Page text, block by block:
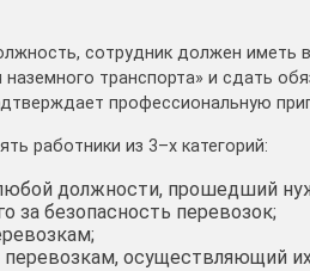
сотрудник должен иметь
наземного транспорта» и сдать
профессиональную
работники из 3–х категорий:
должности, прошедший
за безопасность перевозок;
осуществляющий